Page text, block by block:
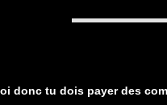
donc tu dois payer des